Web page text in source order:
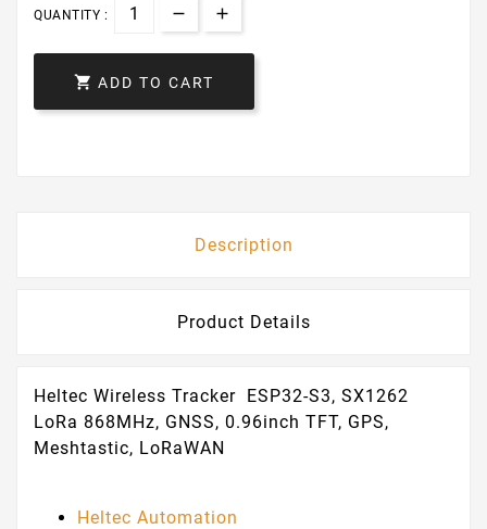
QUANTITY :
 ADD TO CART
Description
Product Details
Heltec Wireless Tracker ESP32-S3, SX1262
LoRa 868MHz, GNSS, 0.96inch TFT, GPS,
Meshtastic, LoRaWAN
Heltec Automation